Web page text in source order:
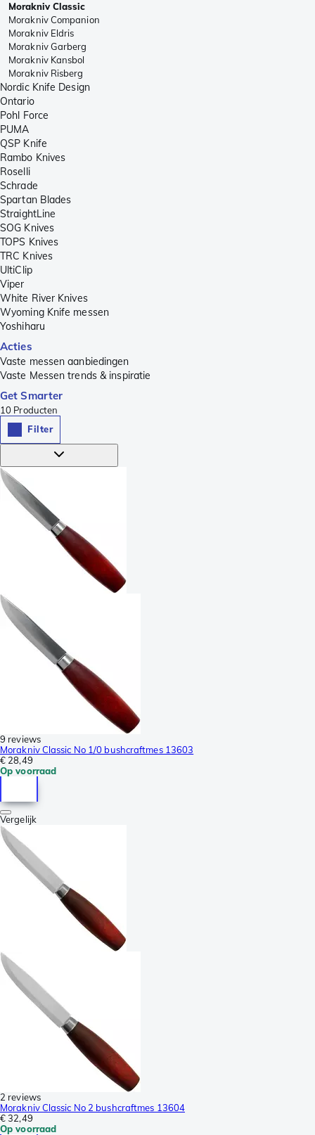
Morakniv Classic
Morakniv Companion
Morakniv Eldris
Morakniv Garberg
Morakniv Kansbol
Morakniv Risberg
Nordic Knife Design
Ontario
Pohl Force
PUMA
QSP Knife
Rambo Knives
Roselli
Schrade
Spartan Blades
StraightLine
SOG Knives
TOPS Knives
TRC Knives
UltiClip
Viper
White River Knives
Wyoming Knife messen
Yoshiharu
Acties
Vaste messen aanbiedingen
Vaste Messen trends & inspiratie
Get Smarter
10 Producten
Filter
9 reviews
Morakniv Classic No 1/0 bushcraftmes 13603
€ 28,49
Op voorraad
Vergelijk
2 reviews
Morakniv Classic No 2 bushcraftmes 13604
€ 32,49
Op voorraad